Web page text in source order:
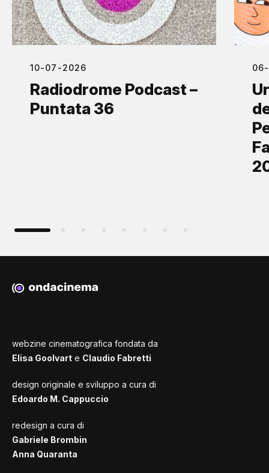
10-07-2026
Radiodrome Podcast –
Puntata 36
webzine cinematografica fondata da
Elisa Goolvart e Claudio Fabretti
design originale e sviluppo a cura di
Edoardo M. Cappuccio
redesign a cura di
Gabriele Brombin
Anna Quaranta